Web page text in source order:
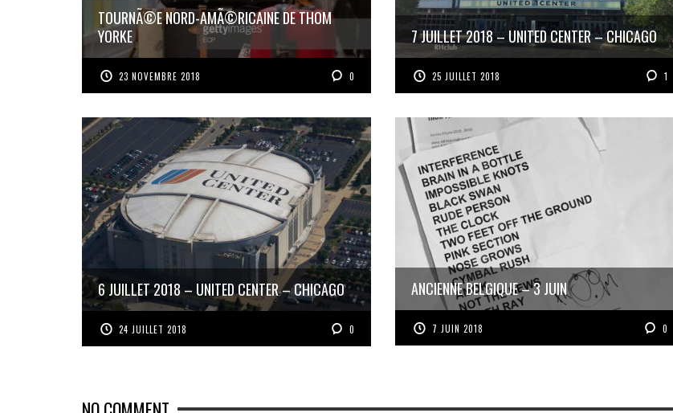
TOURNÃ©E NORD-AMÃ©RICAINE DE THOM
YORKE
23 NOVEMBRE 2018 0
7 JUILLET 2018 – UNITED CENTER – CHICAGO
25 JUILLET 2018 1
6 JUILLET 2018 – UNITED CENTER – CHICAGO
24 JUILLET 2018 0
ANCIENNE BELGIQUE – 3 JUIN
7 JUIN 2018 0